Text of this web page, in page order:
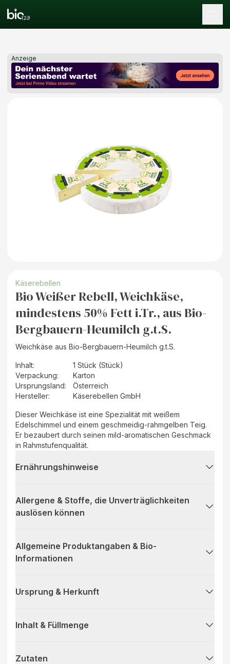
Anzeige
Käserebellen
Bio Weißer Rebell, Weichkäse,
mindestens 50% Fett i.Tr., aus Bio-
Bergbauern-Heumilch g.t.S.
Weichkäse aus Bio-Bergbauern-Heumilch g.t.S.
Inhalt:
1 Stück (Stück)
Verpackung:
Karton
Ursprungsland:
Österreich
Hersteller: Käserebellen GmbH
Dieser Weichkäse ist eine Spezialität mit weißem
Edelschimmel und einem geschmeidig-rahmgelben Teig.
Er bezaubert durch seinen mild-aromatischen Geschmack
in Rahmstufenqualität.
Ernährungshinweise
Allergene & Stoffe, die Unverträglichkeiten
auslösen können
Allgemeine Produktangaben & Bio-
Informationen
Ursprung & Herkunft
Inhalt & Füllmenge
Zutaten